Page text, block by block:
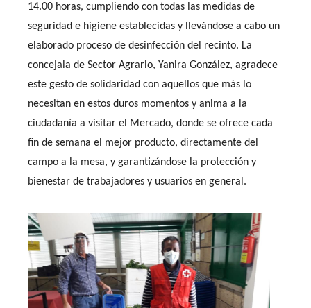
14.00 horas, cumpliendo con todas las medidas de
seguridad e higiene establecidas y llevándose a cabo un
elaborado proceso de desinfección del recinto. La
concejala de Sector Agrario, Yanira González, agradece
este gesto de solidaridad con aquellos que más lo
necesitan en estos duros momentos y anima a la
ciudadanía a visitar el Mercado, donde se ofrece cada
fin de semana el mejor producto, directamente del
campo a la mesa, y garantizándose la protección y
bienestar de trabajadores y usuarios en general.